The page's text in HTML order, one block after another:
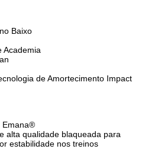
Baixo
Academia
de Amortecimento Impact
Emana®
alta qualidade blaqueada para
estabilidade nos treinos